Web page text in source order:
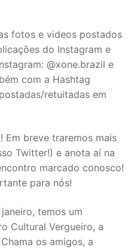
fotos e videos postados
do Instagram e
@xone.brazil e
com a Hashtag
retuitadas em
Em breve traremos mais
Twitter!) e anota aí na
marcado conosco!
para nós!
temos um
Cultural Vergueiro, a
os amigos, a